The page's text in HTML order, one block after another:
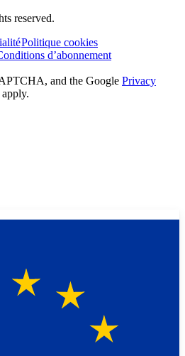
reserved.
Politique cookies
d’abonnement
and the Google Privacy
apply.